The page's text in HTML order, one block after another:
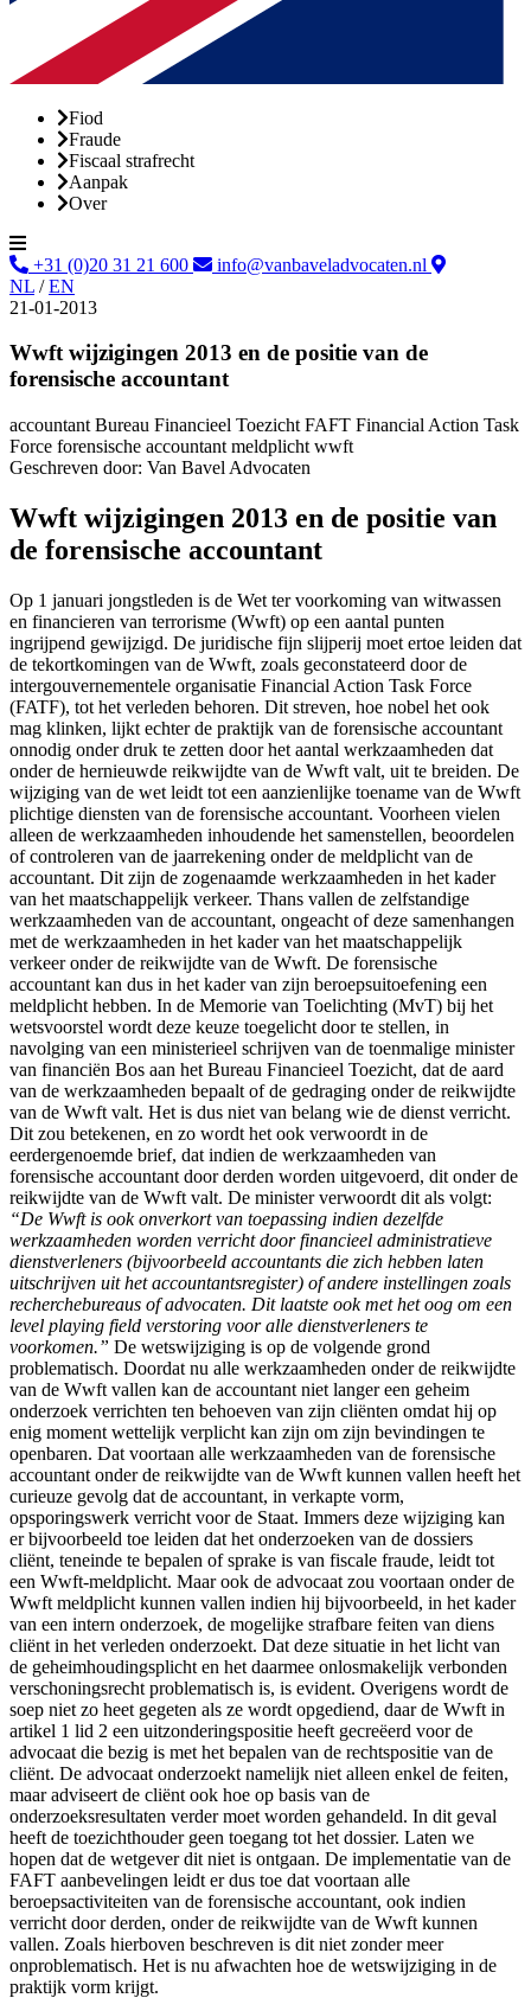
Fiod
Fraude
Fiscaal strafrecht
Aanpak
Over
+31 (0)20 31 21 600
info@vanbaveladvocaten.nl
NL / EN
21-01-2013
Wwft wijzigingen 2013 en de positie van de
forensische accountant
accountant Bureau Financieel Toezicht FAFT Financial Action Task
Force forensische accountant meldplicht wwft
Geschreven door: Van Bavel Advocaten
Wwft wijzigingen 2013 en de positie van
de forensische accountant
Op 1 januari jongstleden is de Wet ter voorkoming van witwassen
en financieren van terrorisme (Wwft) op een aantal punten
ingrijpend gewijzigd. De juridische fijn slijperij moet ertoe leiden dat
de tekortkomingen van de Wwft, zoals geconstateerd door de
intergouvernementele organisatie Financial Action Task Force
(FATF), tot het verleden behoren. Dit streven, hoe nobel het ook
mag klinken, lijkt echter de praktijk van de forensische accountant
onnodig onder druk te zetten door het aantal werkzaamheden dat
onder de hernieuwde reikwijdte van de Wwft valt, uit te breiden. De
wijziging van de wet leidt tot een aanzienlijke toename van de Wwft
plichtige diensten van de forensische accountant. Voorheen vielen
alleen de werkzaamheden inhoudende het samenstellen, beoordelen
of controleren van de jaarrekening onder de meldplicht van de
accountant. Dit zijn de zogenaamde werkzaamheden in het kader
van het maatschappelijk verkeer. Thans vallen de zelfstandige
werkzaamheden van de accountant, ongeacht of deze samenhangen
met de werkzaamheden in het kader van het maatschappelijk
verkeer onder de reikwijdte van de Wwft. De forensische
accountant kan dus in het kader van zijn beroepsuitoefening een
meldplicht hebben. In de Memorie van Toelichting (MvT) bij het
wetsvoorstel wordt deze keuze toegelicht door te stellen, in
navolging van een ministerieel schrijven van de toenmalige minister
van financiën Bos aan het Bureau Financieel Toezicht, dat de aard
van de werkzaamheden bepaalt of de gedraging onder de reikwijdte
van de Wwft valt. Het is dus niet van belang wie de dienst verricht.
Dit zou betekenen, en zo wordt het ook verwoordt in de
eerdergenoemde brief, dat indien de werkzaamheden van
forensische accountant door derden worden uitgevoerd, dit onder de
reikwijdte van de Wwft valt. De minister verwoordt dit als volgt:
“De Wwft is ook onverkort van toepassing indien dezelfde
werkzaamheden worden verricht door financieel administratieve
dienstverleners (bijvoorbeeld accountants die zich hebben laten
uitschrijven uit het accountantsregister) of andere instellingen zoals
recherchebureaus of advocaten. Dit laatste ook met het oog om een
level playing field verstoring voor alle dienstverleners te
voorkomen.” De wetswijziging is op de volgende grond
problematisch. Doordat nu alle werkzaamheden onder de reikwijdte
van de Wwft vallen kan de accountant niet langer een geheim
onderzoek verrichten ten behoeven van zijn cliënten omdat hij op
enig moment wettelijk verplicht kan zijn om zijn bevindingen te
openbaren. Dat voortaan alle werkzaamheden van de forensische
accountant onder de reikwijdte van de Wwft kunnen vallen heeft het
curieuze gevolg dat de accountant, in verkapte vorm,
opsporingswerk verricht voor de Staat. Immers deze wijziging kan
er bijvoorbeeld toe leiden dat het onderzoeken van de dossiers
cliënt, teneinde te bepalen of sprake is van fiscale fraude, leidt tot
een Wwft-meldplicht. Maar ook de advocaat zou voortaan onder de
Wwft meldplicht kunnen vallen indien hij bijvoorbeeld, in het kader
van een intern onderzoek, de mogelijke strafbare feiten van diens
cliënt in het verleden onderzoekt. Dat deze situatie in het licht van
de geheimhoudingsplicht en het daarmee onlosmakelijk verbonden
verschoningsrecht problematisch is, is evident. Overigens wordt de
soep niet zo heet gegeten als ze wordt opgediend, daar de Wwft in
artikel 1 lid 2 een uitzonderingspositie heeft gecreëerd voor de
advocaat die bezig is met het bepalen van de rechtspositie van de
cliënt. De advocaat onderzoekt namelijk niet alleen enkel de feiten,
maar adviseert de cliënt ook hoe op basis van de
onderzoeksresultaten verder moet worden gehandeld. In dit geval
heeft de toezichthouder geen toegang tot het dossier. Laten we
hopen dat de wetgever dit niet is ontgaan. De implementatie van de
FAFT aanbevelingen leidt er dus toe dat voortaan alle
beroepsactiviteiten van de forensische accountant, ook indien
verricht door derden, onder de reikwijdte van de Wwft kunnen
vallen. Zoals hierboven beschreven is dit niet zonder meer
onproblematisch. Het is nu afwachten hoe de wetswijziging in de
praktijk vorm krijgt.